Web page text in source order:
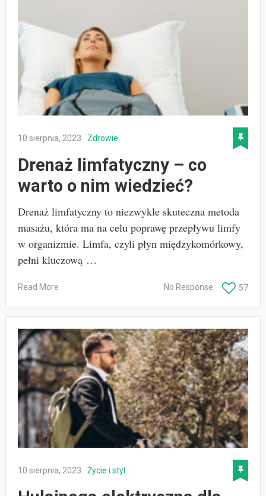
10 sierpnia, 2023 Zdrowie
Drenaż limfatyczny – co
warto o nim wiedzieć?
Drenaż limfatyczny to niezwykle skuteczna metoda
masażu, która ma na celu poprawę przepływu limfy
w organizmie. Limfa, czyli płyn międzykomórkowy,
pełni kluczową …
Read More 57
No Response
10 sierpnia, 2023 Życie i styl